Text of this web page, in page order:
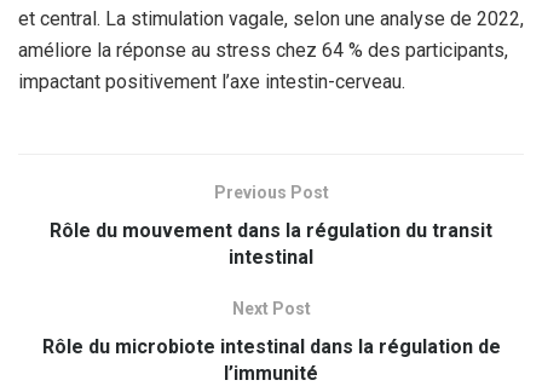
et central. La stimulation vagale, selon une analyse de 2022,
améliore la réponse au stress chez 64 % des participants,
impactant positivement l’axe intestin-cerveau.
Previous Post
Rôle du mouvement dans la régulation du transit
intestinal
Next Post
Rôle du microbiote intestinal dans la régulation de
l’immunité